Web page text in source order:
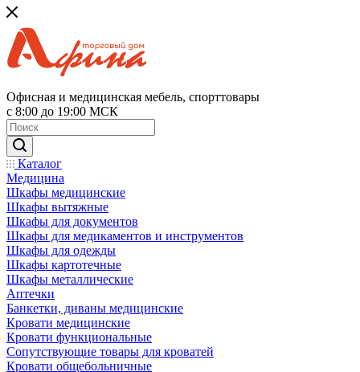
Офисная и медицинская мебель, спорттовары
с 8:00 до 19:00 МСК
Каталог
Медицина
Шкафы медицинские
Шкафы вытяжные
Шкафы для документов
Шкафы для медикаментов и инструментов
Шкафы для одежды
Шкафы картотечные
Шкафы металлические
Аптечки
Банкетки, диваны медицинские
Кровати медицинские
Кровати функциональные
Сопутствующие товары для кроватей
Кровати общебольничные